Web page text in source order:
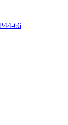
66